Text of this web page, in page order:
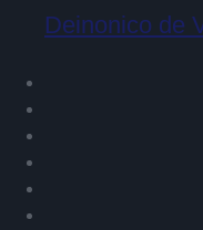
Deinonico de